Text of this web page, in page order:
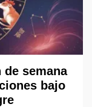
semana
bajo